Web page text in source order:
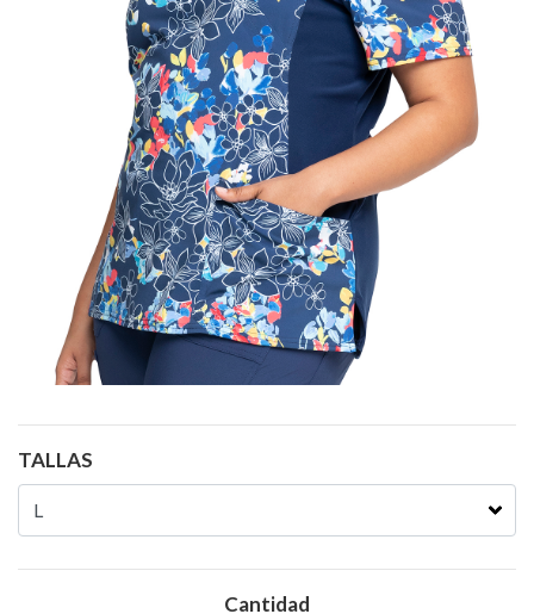
TALLAS
Cantidad